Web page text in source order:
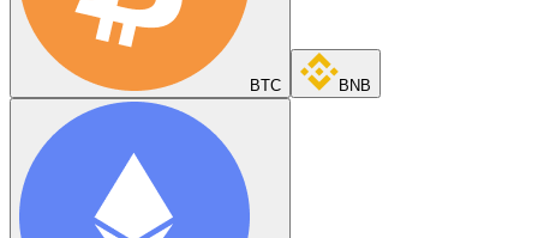
BTC BNB